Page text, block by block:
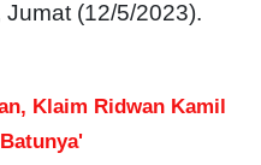
Jumat (12/5/2023).
Klaim Ridwan Kamil